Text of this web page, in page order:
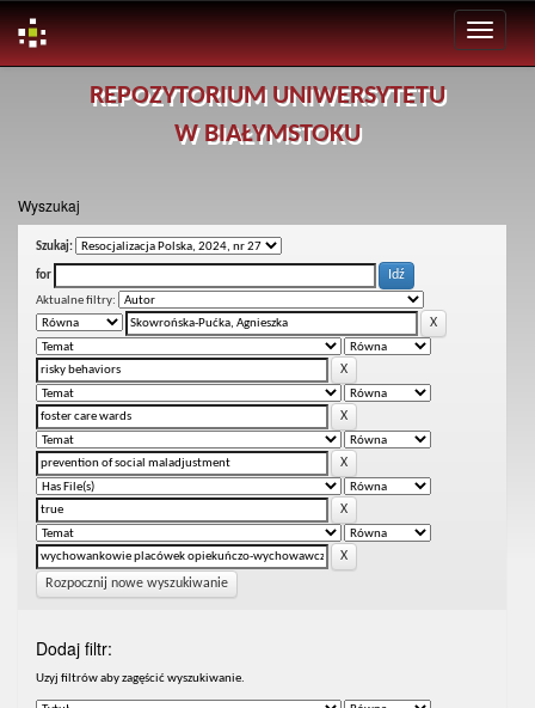
REPOZYTORIUM UNIWERSYTETU
W BIAŁYMSTOKU
Wyszukaj
Szukaj:
for
Aktualne filtry:
Rozpocznij nowe wyszukiwanie
Dodaj filtr:
Uzyj filtrów aby zagęścić wyszukiwanie.